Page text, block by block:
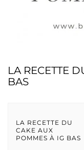
LA RECETTE
BAS
LA RECETTE DU
CAKE AUX
POMMES À IG BAS